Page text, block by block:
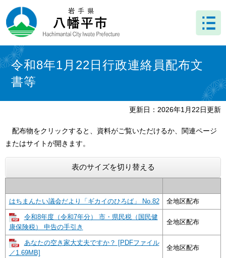
ー
ジ
先
頭
で
ニ
ュ
を
飛
ば
本
文 令和8年1月22日行政連絡員配布文
書等
更新日：2026年1月22日更新
配布物をクリックすると、資料がご覧いただけるか、関連ページ
またはサイトが開きます。
表のサイズを切り替える
はちまんたい議会だより「ギカイのひろば」 No.82 全地区配布
令和8年度（令和7年分） 市・県民税（国民健
康保険税） 申告の手引き
全地区配布
あなたの空き家大丈夫ですか？ [PDFファイル
／1.69MB]
全地区配布